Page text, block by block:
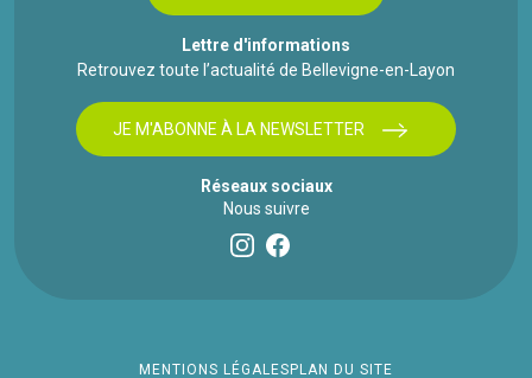
Lettre d'informations
Retrouvez toute l’actualité de Bellevigne-en-Layon
JE M'ABONNE À LA NEWSLETTER
Réseaux sociaux
Nous suivre
MENTIONS LÉGALES PLAN DU SITE